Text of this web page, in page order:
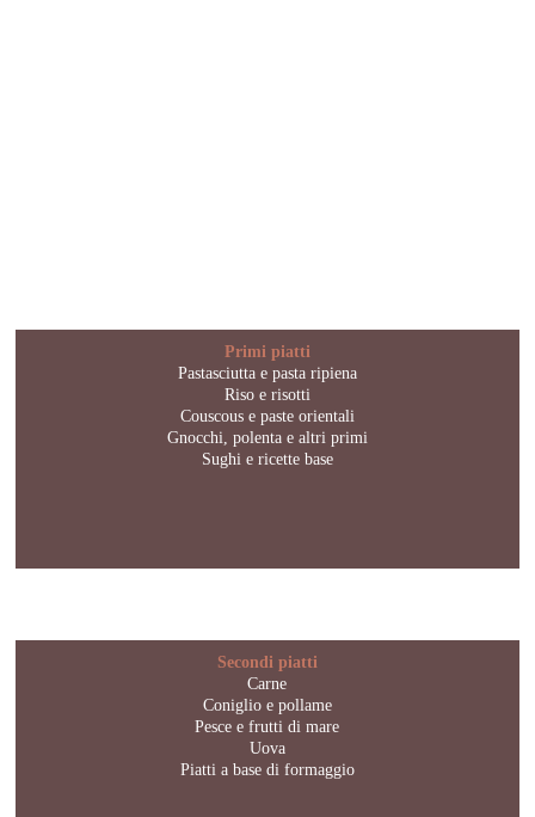
Primi piatti
Pastasciutta e pasta ripiena
Riso e risotti
Couscous e paste orientali
Gnocchi, polenta e altri primi
Sughi e ricette base
Secondi piatti
Carne
Coniglio e pollame
Pesce e frutti di mare
Uova
Piatti a base di formaggio